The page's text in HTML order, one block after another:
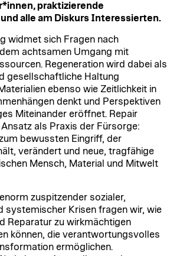
praktizierende
alle am Diskurs Interessierten.
widmet sich Fragen nach
achtsamen Umgang mit
Regeneration wird dabei als
gesellschaftliche Haltung
ebenso wie Zeitlichkeit in
denkt und Perspektiven
Miteinander eröffnet. Repair
als Praxis der Fürsorge:
bewussten Eingriff, der
verändert und neue, tragfähige
Mensch, Material und Mitwelt
zuspitzender sozialer,
systemischer Krisen fragen wir, wie
Reparatur zu wirkmächtigen
können, die verantwortungsvolles
ermöglichen.